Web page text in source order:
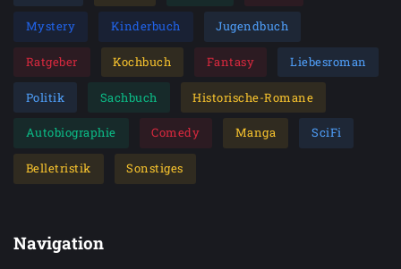
Mystery Kinderbuch Jugendbuch
Ratgeber Kochbuch Fantasy Liebesroman
Politik Sachbuch Historische-Romane
Autobiographie Comedy Manga SciFi
Belletristik Sonstiges
Navigation